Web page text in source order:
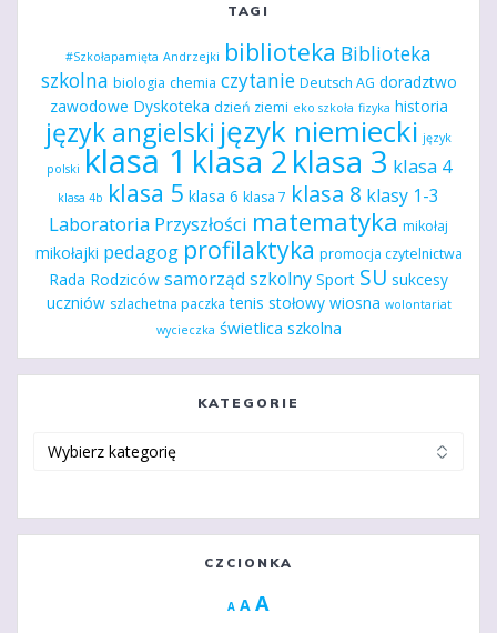
TAGI
#Szkołapamięta Andrzejki biblioteka Biblioteka
szkolna biologia chemia czytanie Deutsch AG doradztwo
zawodowe Dyskoteka dzień ziemi eko szkoła fizyka historia
język angielski język niemiecki język
polski klasa 1 klasa 2klasa 3 klasa 4
klasa 4b klasa 5 klasa 6 klasa 7 klasa 8 klasy 1-3
Laboratoria Przyszłości matematyka mikołaj
mikołajki pedagog profilaktyka promocja czytelnictwa
Rada Rodziców samorząd szkolny Sport SU sukcesy
uczniów szlachetna paczka tenis stołowy wiosna wolontariat
wycieczka świetlica szkolna
KATEGORIE
CZCIONKA
A Decrease
A Reset
A